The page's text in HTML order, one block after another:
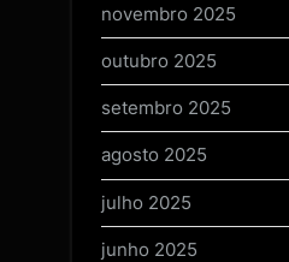
novembro 2025
outubro 2025
setembro 2025
agosto 2025
julho 2025
junho 2025